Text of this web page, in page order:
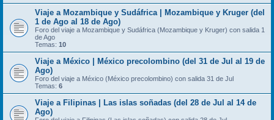
Viaje a Mozambique y Sudáfrica | Mozambique y Kruger (del
1 de Ago al 18 de Ago)
Foro del viaje a Mozambique y Sudáfrica (Mozambique y Kruger) con salida 1
de Ago
Temas: 10
Viaje a México | México precolombino (del 31 de Jul al 19 de
Ago)
Foro del viaje a México (México precolombino) con salida 31 de Jul
Temas: 6
Viaje a Filipinas | Las islas soñadas (del 28 de Jul al 14 de
Ago)